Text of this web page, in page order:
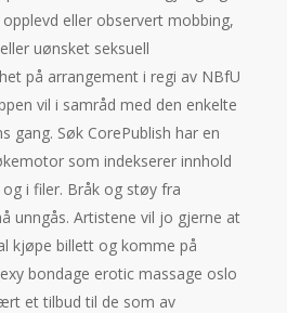
eller observert mobbing,
uønsket seksuell
på arrangement i regi av NBfU
vil i samråd med den enkelte
gang. Søk CorePublish har en
som indekserer innhold
i filer. Bråk og støy fra
unngås. Artistene vil jo gjerne at
kjøpe billett og komme på
bondage erotic massage oslo
et tilbud til de som av